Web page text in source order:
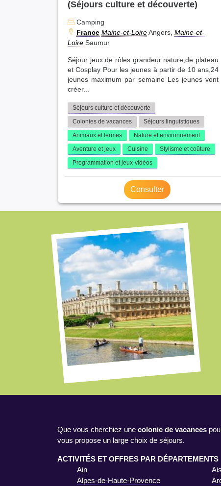
(Séjours culture et découverte)
Camping
France Maine-et-LoireAngers, Maine-et-
Loire Saumur
Séjour jeux de rôles grandeur nature,de plateau
et Cosplay Pour les jeunes à partir de 10 ans,24
jeunes maximum par semaine Les jeunes vont
créer...
Séjours culture et découverte
Colonies de vacances
Séjours linguistiques
Animaux et fermes
Nature et environnement
Aventure et jeux
Cuisine
Stylisme et coûture
Programmation et jeux-vidéos
Consulter
Que vous cherchiez une colonie de vacances
vous propose un large choix de séjours.
ACTIVITÉS ET OFFRES PAR DÉPARTEMENTS
Ain
Alpes-de-Haute-Provence